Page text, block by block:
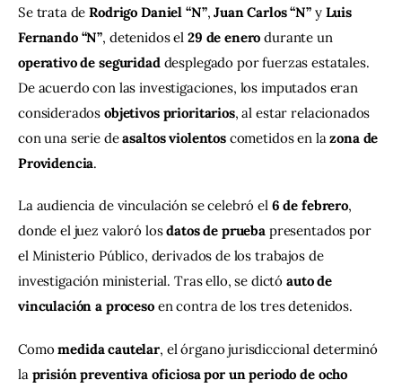
Se trata de Rodrigo Daniel “N”, Juan Carlos “N” y Luis
Fernando “N”, detenidos el 29 de enero durante un
operativo de seguridad desplegado por fuerzas estatales.
De acuerdo con las investigaciones, los imputados eran
considerados objetivos prioritarios, al estar relacionados
con una serie de asaltos violentos cometidos en la zona de
Providencia.
La audiencia de vinculación se celebró el 6 de febrero,
donde el juez valoró los datos de prueba presentados por
el Ministerio Público, derivados de los trabajos de
investigación ministerial. Tras ello, se dictó auto de
vinculación a proceso en contra de los tres detenidos.
Como medida cautelar, el órgano jurisdiccional determinó
la prisión preventiva oficiosa por un periodo de ocho